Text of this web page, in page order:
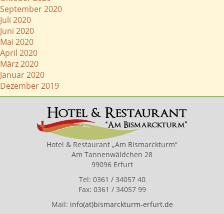
September 2020
Juli 2020
Juni 2020
Mai 2020
April 2020
März 2020
Januar 2020
Dezember 2019
Hotel & Restaurant „Am Bismarckturm“
Am Tannenwäldchen 28
99096 Erfurt
Tel: 0361 / 34057 40
Fax: 0361 / 34057 99
Mail: info(at)bismarckturm-erfurt.de